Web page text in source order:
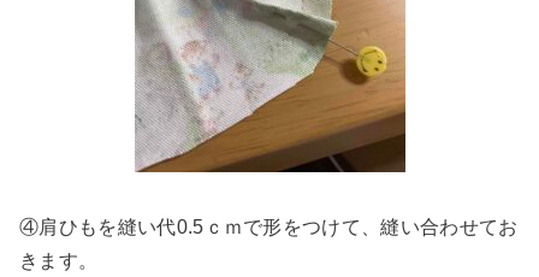
④肩ひもを縫い代0.5ｃｍで形をつけて、縫い合わせてお
きます。